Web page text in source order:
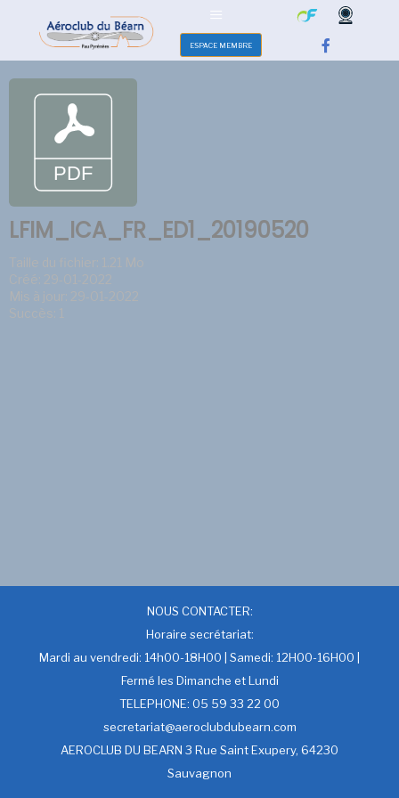
ESPACE MEMBRE
LFIM_ICA_FR_ED1_20190520
Taille du fichier: 1.21 Mo
Créé: 29-01-2022
Mis à jour: 29-01-2022
Succès: 1
NOUS CONTACTER:
Horaire secrétariat:
Mardi au vendredi: 14h00-18H00 | Samedi: 12H00-16H00 |
Fermé les Dimanche et Lundi
TELEPHONE: 05 59 33 22 00
secretariat@aeroclubdubearn.com
AEROCLUB DU BEARN 3 Rue Saint Exupery, 64230
Sauvagnon